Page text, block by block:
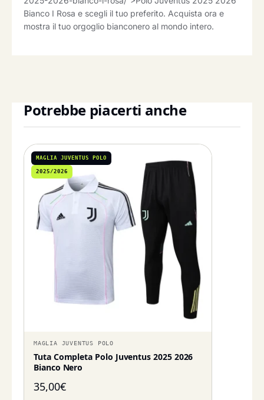
Bianco I Rosa e scegli il tuo preferito. Acquista ora e
mostra il tuo orgoglio bianconero al mondo intero.
Potrebbe piacerti anche
MAGLIA JUVENTUS POLO
2025/2026
MAGLIA JUVENTUS POLO
Tuta Completa Polo Juventus 2025 2026
Bianco Nero
35,00€